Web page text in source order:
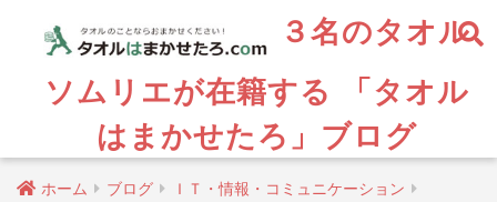
３名のタオル
ソムリエが在籍する 「タオル
はまかせたろ」ブログ
ホーム ブログ ＩＴ・情報・コミュニケーション